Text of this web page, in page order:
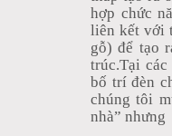
hợp chức
liên kết với
gỗ) để tạo
trúc.Tại
bố trí đèn
chúng tôi
nhà” nhưng